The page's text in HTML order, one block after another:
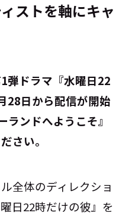
ストを軸にキャ
1弾ドラマ『水曜日22
28日から配信が開始
ンドへようこそ』
さい。
全体のディレクショ
日22時だけの彼』を